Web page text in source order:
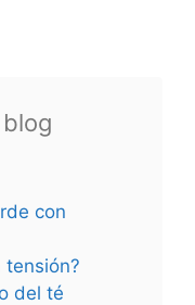
con
tensión?
del té